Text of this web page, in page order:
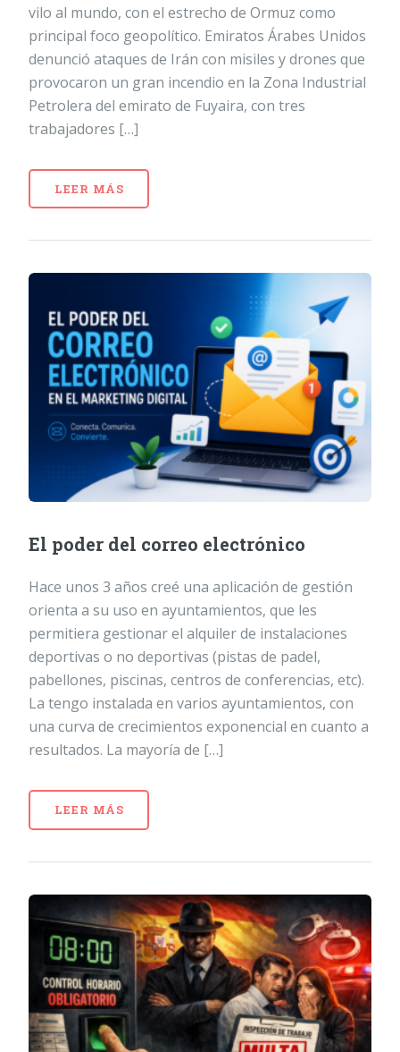
vilo al mundo, con el estrecho de Ormuz como
principal foco geopolítico. Emiratos Árabes Unidos
denunció ataques de Irán con misiles y drones que
provocaron un gran incendio en la Zona Industrial
Petrolera del emirato de Fuyaira, con tres
trabajadores […]
LEER MÁS
El poder del correo electrónico
Hace unos 3 años creé una aplicación de gestión
orienta a su uso en ayuntamientos, que les
permitiera gestionar el alquiler de instalaciones
deportivas o no deportivas (pistas de padel,
pabellones, piscinas, centros de conferencias, etc).
La tengo instalada en varios ayuntamientos, con
una curva de crecimientos exponencial en cuanto a
resultados. La mayoría de […]
LEER MÁS